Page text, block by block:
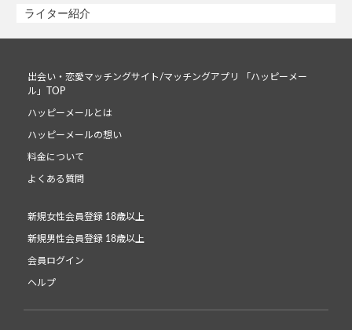
ライター紹介
出会い・恋愛マッチングサイト/マッチングアプリ 「ハッピーメー
ル」TOP
ハッピーメールとは
ハッピーメールの想い
料金について
よくある質問
新規女性会員登録 18歳以上
新規男性会員登録 18歳以上
会員ログイン
ヘルプ